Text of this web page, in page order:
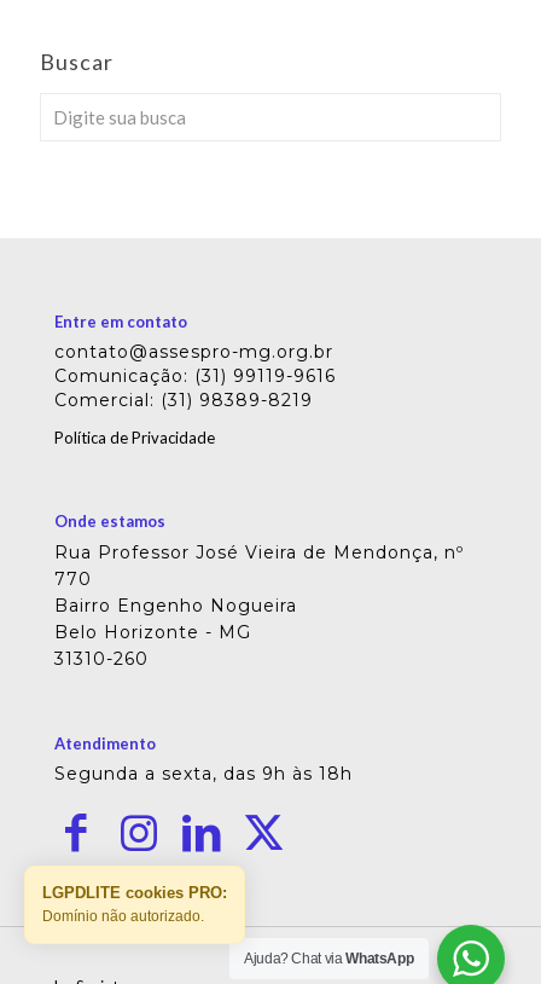
Buscar
Entre em contato
contato@assespro-mg.org.br
Comunicação: (31) 99119-9616
Comercial: (31) 98389-8219
Política de Privacidade
Onde estamos
Rua Professor José Vieira de Mendonça, nº
770
Bairro Engenho Nogueira
Belo Horizonte - MG
31310-260
Atendimento
Segunda a sexta, das 9h às 18h
Ajuda? Chat viaWhatsApp
LGPDLITE cookies PRO:
Domínio não autorizado.